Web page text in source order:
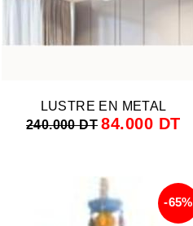
LUSTRE EN METAL
240.000 DT 84.000 DT
-65%